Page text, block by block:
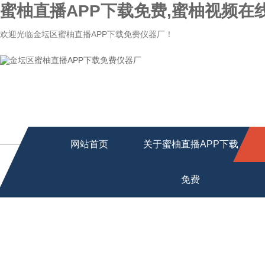
蜜柚直播APP下载免费,蜜柚视频在
欢迎光临金坛区蜜柚直播APP下载免费仪器厂！
网站首页 关于蜜柚直播APP下载
免费